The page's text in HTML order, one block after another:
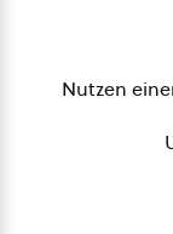
Nutzen